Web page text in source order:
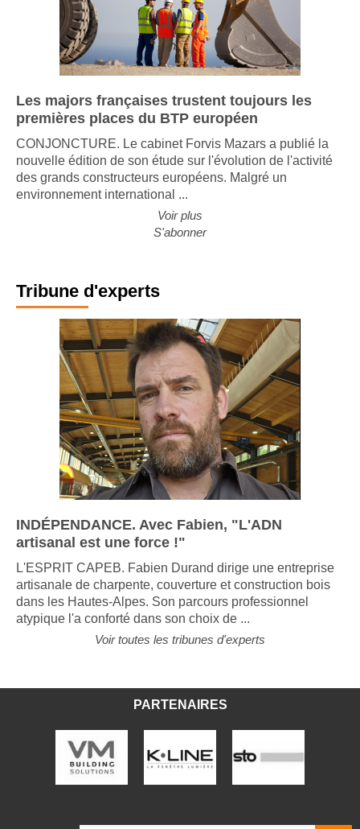
Les majors françaises trustent toujours les
premières places du BTP européen
CONJONCTURE. Le cabinet Forvis Mazars a publié la
nouvelle édition de son étude sur l'évolution de l'activité
des grands constructeurs européens. Malgré un
Voir plus
Tribune d'experts
INDÉPENDANCE. Avec Fabien, "L'ADN
L'ESPRIT CAPEB. Fabien Durand dirige une entreprise
artisanale de charpente, couverture et construction bois
dans les Hautes-Alpes. Son parcours professionnel